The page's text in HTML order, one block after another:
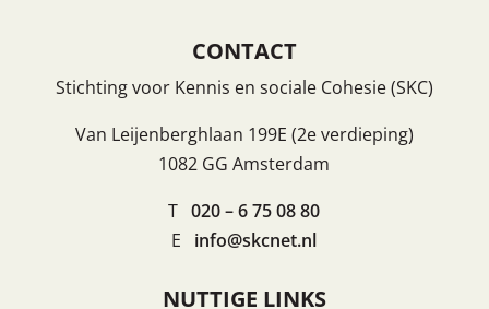
CONTACT
Stichting voor Kennis en sociale Cohesie (SKC)
Van Leijenberghlaan 199E (2e verdieping)
1082 GG Amsterdam
T020 – 6 75 08 80
E info@skcnet.nl
NUTTIGE LINKS